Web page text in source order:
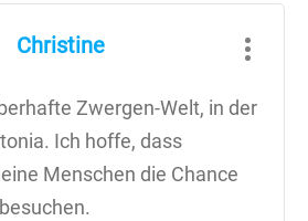
Christine
Zwergen-Welt, in der
Ich hoffe, dass
Menschen die Chance